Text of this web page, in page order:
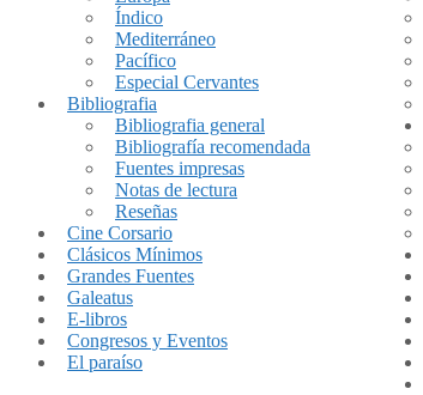
Índico
Mediterráneo
Pacífico
Especial Cervantes
Bibliografia
Bibliografia general
Bibliografía recomendada
Fuentes impresas
Notas de lectura
Reseñas
Cine Corsario
Clásicos Mínimos
Grandes Fuentes
Galeatus
E-libros
Congresos y Eventos
El paraíso